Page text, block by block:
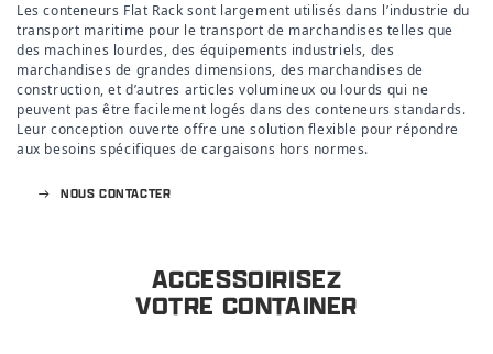
Les conteneurs Flat Rack sont largement utilisés dans l’industrie du
transport maritime pour le transport de marchandises telles que
des machines lourdes, des équipements industriels, des
marchandises de grandes dimensions, des marchandises de
construction, et d’autres articles volumineux ou lourds qui ne
peuvent pas être facilement logés dans des conteneurs standards.
Leur conception ouverte offre une solution flexible pour répondre
aux besoins spécifiques de cargaisons hors normes.
NOUS CONTACTER
ACCESSOIRISEZ
VOTRE CONTAINER